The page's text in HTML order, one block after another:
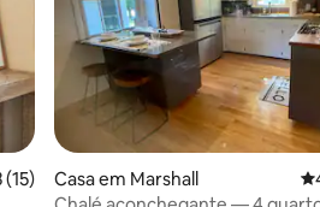
média de 4,93 em 5 estrelas,
(15)
Casa em Marshall